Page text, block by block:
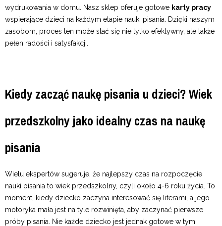
wydrukowania w domu. Nasz sklep oferuje gotowe karty pracy
wspierające dzieci na każdym etapie nauki pisania. Dzięki naszym
zasobom, proces ten może stać się nie tylko efektywny, ale także
pełen radości i satysfakcji.
Kiedy zacząć naukę pisania u dzieci?Wiek
przedszkolny jako idealny czas na naukę
pisania
Wielu ekspertów sugeruje, że najlepszy czas na rozpoczęcie
nauki pisania to wiek przedszkolny, czyli około 4-6 roku życia. To
moment, kiedy dziecko zaczyna interesować się literami, a jego
motoryka mała jest na tyle rozwinięta, aby zaczynać pierwsze
próby pisania. Nie każde dziecko jest jednak gotowe w tym